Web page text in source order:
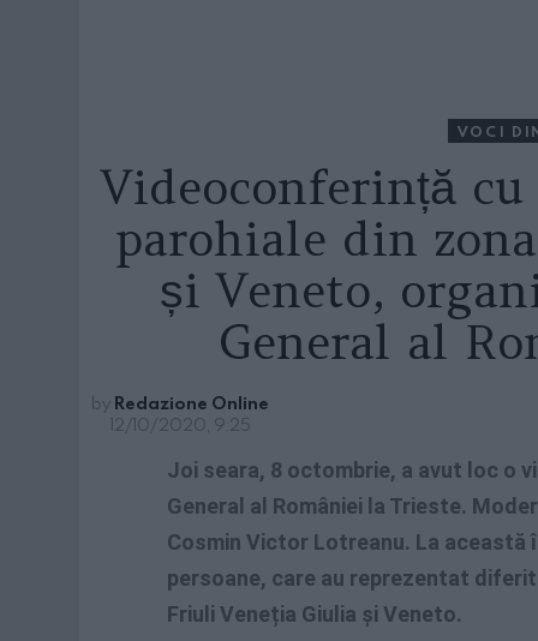
VOCI
Videoconferință
parohiale din
și Veneto,
General al
by Redazione Online
12/10/2020, 9:25
Joi seara, 8 octombrie, a avut loc o
General al României la Trieste.
Cosmin Victor Lotreanu. La
persoane, care au reprezentat
Friuli Veneția Giulia și Veneto.